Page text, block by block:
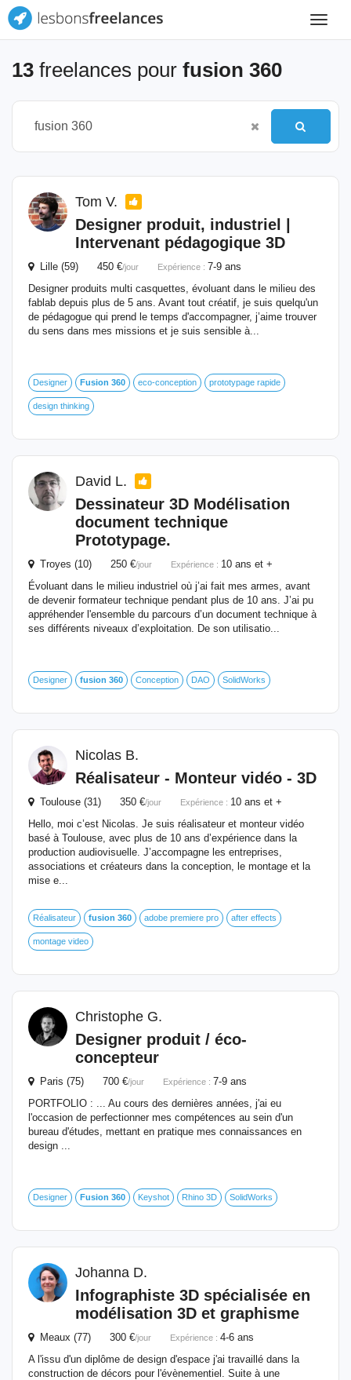
Toggle
13 freelances pour fusion 360
Tom V.
Designer produit, industriel |
Intervenant pédagogique 3D
Lille (59) 450 €/jour Expérience : 7-9 ans
Designer produits multi casquettes, évoluant dans le milieu des
fablab depuis plus de 5 ans. Avant tout créatif, je suis quelqu'un
de pédagogue qui prend le temps d'accompagner, j’aime trouver
du sens dans mes missions et je suis sensible à...
Designer Fusion 360 eco-conception prototypage rapide
design thinking
David L.
Dessinateur 3D Modélisation
document technique
Prototypage.
Troyes (10) 250 €/jour Expérience : 10 ans et +
Évoluant dans le milieu industriel où j’ai fait mes armes, avant
de devenir formateur technique pendant plus de 10 ans. J’ai pu
appréhender l'ensemble du parcours d’un document technique à
ses différents niveaux d’exploitation. De son utilisatio...
Designer fusion 360 Conception DAO SolidWorks
Nicolas B.
Réalisateur - Monteur vidéo - 3D
Toulouse (31) 350 €/jour Expérience : 10 ans et +
Hello, moi c’est Nicolas. Je suis réalisateur et monteur vidéo
basé à Toulouse, avec plus de 10 ans d’expérience dans la
production audiovisuelle. J’accompagne les entreprises,
associations et créateurs dans la conception, le montage et la
mise e...
Réalisateur fusion 360 adobe premiere pro after effects
montage video
Christophe G.
Designer produit / éco-
concepteur
Paris (75) 700 €/jour Expérience : 7-9 ans
PORTFOLIO : ... Au cours des dernières années, j'ai eu
l'occasion de perfectionner mes compétences au sein d'un
bureau d'études, mettant en pratique mes connaissances en
design ...
Designer Fusion 360 Keyshot Rhino 3D SolidWorks
Johanna D.
Infographiste 3D spécialisée en
modélisation 3D et graphisme
Meaux (77) 300 €/jour Expérience : 4-6 ans
A l'issu d'un diplôme de design d'espace j'ai travaillé dans la
construction de décors pour l'évènementiel. Suite à une